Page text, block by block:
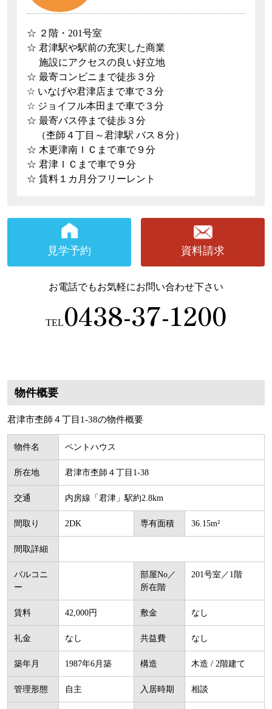
☆ ２階・201号室
☆ 君津駅や駅前の充実した商業
施設にアクセスの良い好立地
☆ 最寄コンビニまで徒歩３分
☆ いなげや君津店まで車で３分
☆ ジョイフル本田まで車で３分
☆ 最寄バス停まで徒歩３分
（杢師４丁目～君津駅 バス８分）
☆ 木更津南ＩＣまで車で９分
☆ 君津ＩＣまで車で９分
☆ 賃料１カ月分フリーレント
見学予約 資料請求
お電話でもお気軽にお問い合わせ下さい
TEL0438-37-1200
物件概要
君津市杢師４丁目1-38の物件概要
物件名 ペントハウス
所在地 君津市杢師４丁目1-38
交通 内房線「君津」駅約2.8km
間取り 2DK 専有面積 36.15m²
間取詳細
バルコニ
ー
部屋No／
所在階
201号室／1階
賃料 42,000円 敷金 なし
礼金 なし 共益費 なし
築年月 1987年6月築 構造 木造 / 2階建て
管理形態 自主 入居時期 相談